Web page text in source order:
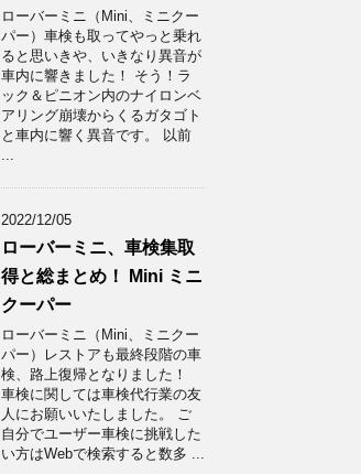
ローバーミニ（Mini、ミニクー
パー）車検も取ってやっと乗れ
ると思いきや、いきなり異音が
車内に響きました！ そう！ラ
ック＆ピニオン内のナイロンベ
アリング崩壊からくるガタゴト
と車内に響く異音です。 以前
...
2022/12/05
ローバーミニ、車検集取
得と総まとめ！ Mini ミニ
クーパー
ローバーミニ（Mini、ミニクー
パー）レストアも最終段階の車
検、路上復帰となりました！
車検に関しては車検代行業の友
人にお願いいたしました。 ご
自分でユーザー車検に挑戦した
い方はWebで検索すると数多 ...